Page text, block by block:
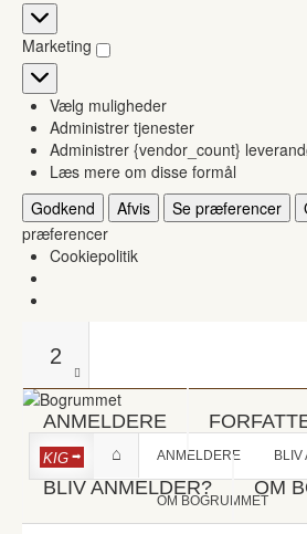
Statistikker
Marketing
Marketing
Vælg muligheder
Administrer tjenester
Administrer {vendor_count}
Læs mere om disse formål
Godkend
Afvis Se præferencer
præferencer
Cookiepolitik
2
ANMELDERE
BLIV ANMELDER? OM
KIG ANMELDERE BLIV
OM BOGRUMMET